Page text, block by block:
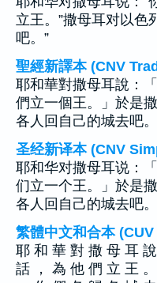
立王。”撒母耳对以色
吧。”
聖經新譯本 (CNV
耶和華對撒母耳說：
們立一個王。」於是
各人回自己的城去吧。
圣经新译本 (CNV
耶和华对撒母耳说：
们立一个王。」於是
各人回自己的城去吧。
繁體中文和合本
耶 和 華 對 撒 母 耳
話 ， 為 他 們 立 王